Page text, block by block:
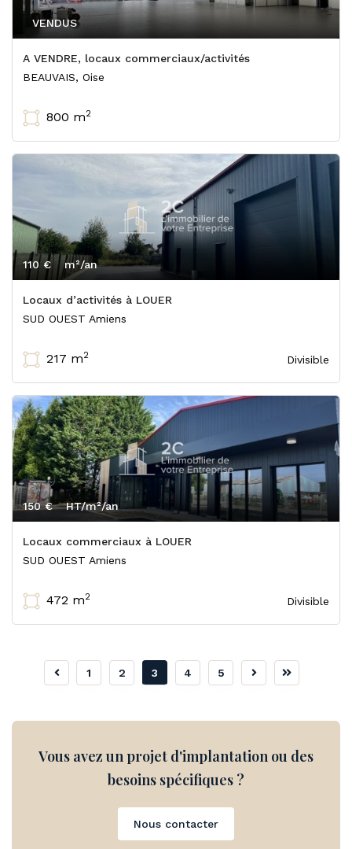
A VENDRE, locaux commerciaux/activités
VENDUS
BEAUVAIS, Oise
800 m2
Locaux d’activités à LOUER
Divisible
110 € m²/an
SUD OUEST Amiens
217 m2
Locaux commerciaux à LOUER
Divisible
150 € HT/m²/an
SUD OUEST Amiens
472 m2
1 2 3 4 5
Vous avez un projet d'implantation ou des
besoins spécifiques ?
Nous contacter